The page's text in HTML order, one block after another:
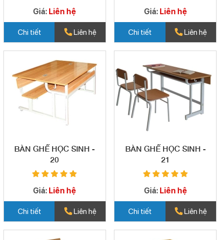
Giá: Liên hệ
Chi tiết Liên hệ
Giá: Liên hệ
Chi tiết Liên hệ
BÀN GHẾ HỌC SINH -
20
Giá: Liên hệ
Chi tiết Liên hệ
BÀN GHẾ HỌC SINH -
21
Giá: Liên hệ
Chi tiết Liên hệ